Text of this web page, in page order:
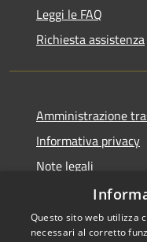
Leggi le FAQ
Richiesta assistenza
Amministrazione
Informativa privacy
Note legali
Dichiarazione di
Questo sito web utilizza
necessari al corretto